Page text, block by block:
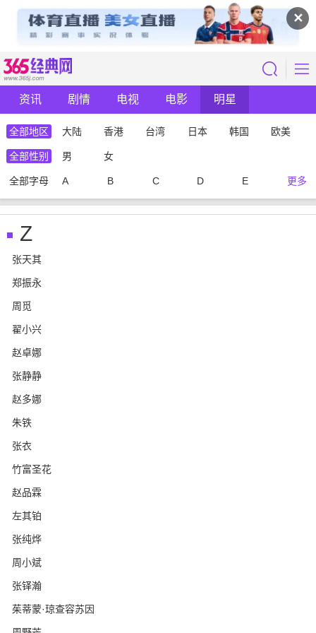
✕
资讯 剧情 电视 电影 明星
全部地区 大陆 香港 台湾 日本 韩国 欧美
全部性别 男 女
全部字母 A B C D E 更多
Z
张天其
郑振永
周觅
翟小兴
赵卓娜
张静静
赵多娜
朱铁
张衣
竹富圣花
赵品霖
左其铂
张纯烨
周小斌
张铎瀚
茱蒂蒙·琼查容苏因